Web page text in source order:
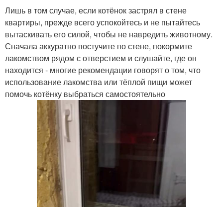
Лишь в том случае, если котёнок застрял в стене
квартиры, прежде всего успокойтесь и не пытайтесь
вытаскивать его силой, чтобы не навредить животному.
Сначала аккуратно постучите по стене, покормите
лакомством рядом с отверстием и слушайте, где он
находится - многие рекомендации говорят о том, что
использование лакомства или тёплой пищи может
помочь котёнку выбраться самостоятельно